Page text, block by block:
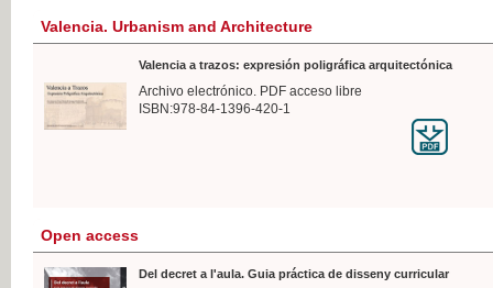
Valencia. Urbanism and Architecture
Valencia a trazos: expresión poligráfica arquitectónica
Archivo electrónico. PDF acceso libre
ISBN:978-84-1396-420-1
Open access
Del decret a l'aula. Guia práctica de disseny curricular